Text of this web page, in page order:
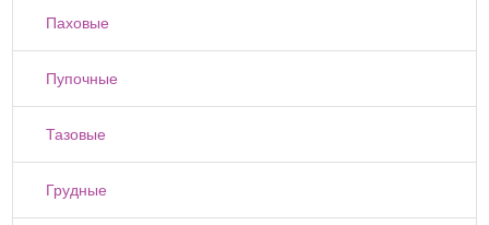
Паховые
Пупочные
Тазовые
Грудные